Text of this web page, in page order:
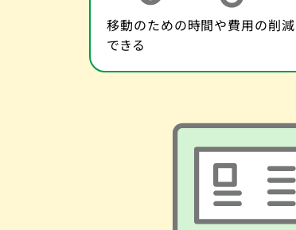
移動のための時間や費用の削減
できる